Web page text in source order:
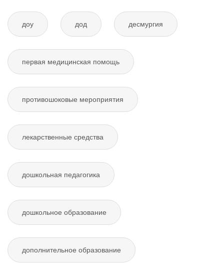
доу дод десмургия
первая медицинская помощь
противошоковые мероприятия
лекарственные средства
дошкольная педагогика
дошкольное образование
дополнительное образование